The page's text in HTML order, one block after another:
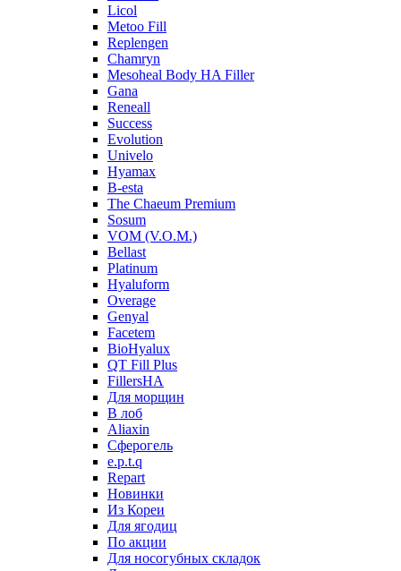
Licol
Metoo Fill
Replengen
Chamryn
Mesoheal Body HA Filler
Gana
Reneall
Success
Evolution
Univelo
Hyamax
B-esta
The Chaeum Premium
Sosum
VOM (V.O.M.)
Bellast
Platinum
Hyaluform
Overage
Genyal
Facetem
BioHyalux
QT Fill Plus
FillersHA
Для морщин
В лоб
Aliaxin
Сферогель
e.p.t.q
Repart
Новинки
Из Кореи
Для ягодиц
По акции
Для носогубных складок